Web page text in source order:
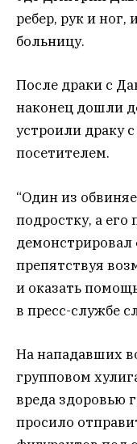
ребер, рук и ног,
больницу.
После драки с
наконец дошли
устроили драку
посетителем.
“Один из
подростку, а его
препятствуя
и оказать
в пресс-службе
На нападавших
групповом
вреда здоровью
просило